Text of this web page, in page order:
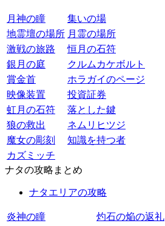
月神の瞳
集いの場
地霊壇の場所 月霊の場所
激戦の旅路
恒月の石符
銀月の庭
クルムカケボルト
賞金首
ホラガイのページ
映像装置
投資証券
虹月の石符
落とした鍵
狼の救出
ネムリヒツジ
魔女の彫刻
知識を持つ者
カズミッチ
ナタの攻略まとめ
ナタエリアの攻略
炎神の瞳
灼石の焔の返礼